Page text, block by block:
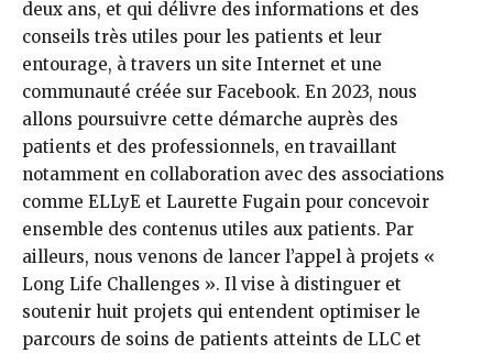
deux ans, et qui délivre des informations et des
conseils très utiles pour les patients et leur
entourage, à travers un site Internet et une
communauté créée sur Facebook. En 2023, nous
allons poursuivre cette démarche auprès des
patients et des professionnels, en travaillant
notamment en collaboration avec des associations
comme ELLyE et Laurette Fugain pour concevoir
ensemble des contenus utiles aux patients. Par
ailleurs, nous venons de lancer l’appel à projets «
Long Life Challenges ». Il vise à distinguer et
soutenir huit projets qui entendent optimiser le
parcours de soins de patients atteints de LLC et